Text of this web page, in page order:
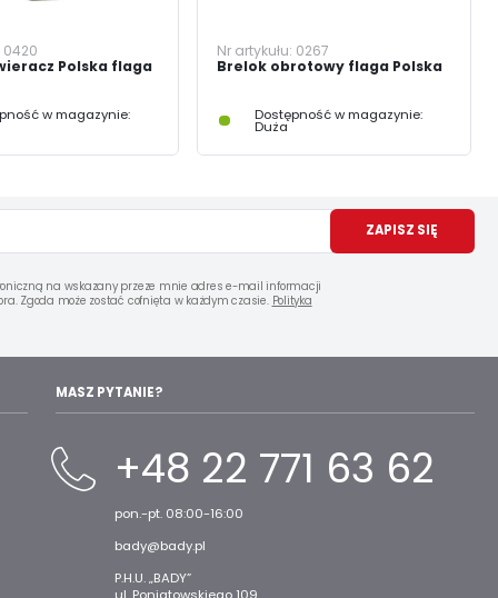
0420
Polska flaga
w magazynie:
Nr artykułu: 0267
Brelok obrotowy flaga Polska
Dostępność w magazynie:
Duża
ZAPISZ SIĘ
na wskazany przeze mnie adres e-mail informacji
Zgoda może zostać cofnięta w każdym czasie. Polityka
MASZ PYTANIE?
+48 22 771 63 62
pon.-pt. 08:00-16:00
bady@bady.pl
P.H.U. „BADY”